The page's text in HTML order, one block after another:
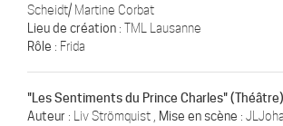
Scheidt/ Martine Corbat
Lieu de création : TML Lausanne
Rôle : Frida
"Les Sentiments du Prince Charles" (Théâtre)
Auteur : Liv Strömquist , Mise en scène :